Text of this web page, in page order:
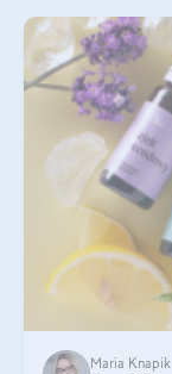
Maria Knapik